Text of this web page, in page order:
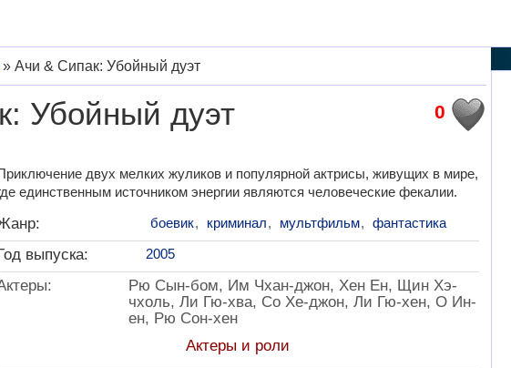
» Ачи & Сипак: Убойный дуэт
0
Убойный дуэт
двух мелких жуликов и популярной актрисы, живущих в мире,
единственным источником энергии являются человеческие фекалии.
боевик, криминал, мультфильм, фантастика
выпуска: 2005
Рю Сын-бом, Им Чхан-джон, Хен Ен, Щин Хэ-
чхоль, Ли Гю-хва, Со Хе-джон, Ли Гю-хен, О Ин-
ен, Рю Сон-хен
Актеры и роли